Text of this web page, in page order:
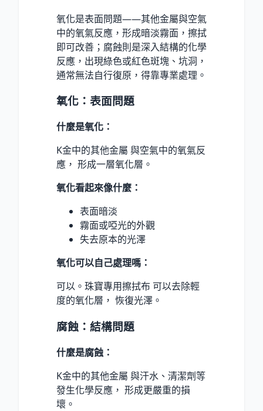
氧化是表面問題——其他金屬與空氣
中的氧氣反應，形成暗淡霧面，擦拭
即可改善；腐蝕則是深入結構的化學
反應，出現綠色或紅色斑塊、坑洞，
通常無法自行復原，得靠專業處理。
氧化：表面問題
什麼是氧化：
K金中的其他金屬 與空氣中的氧氣反
應， 形成一層氧化層。
氧化看起來像什麼：
表面暗淡
霧面或啞光的外觀
失去原本的光澤
氧化可以自己處理嗎：
可以。珠寶專用擦拭布 可以去除輕
度的氧化層， 恢復光澤。
腐蝕：結構問題
什麼是腐蝕：
K金中的其他金屬 與汗水、清潔劑等
發生化學反應， 形成更嚴重的損
壞。